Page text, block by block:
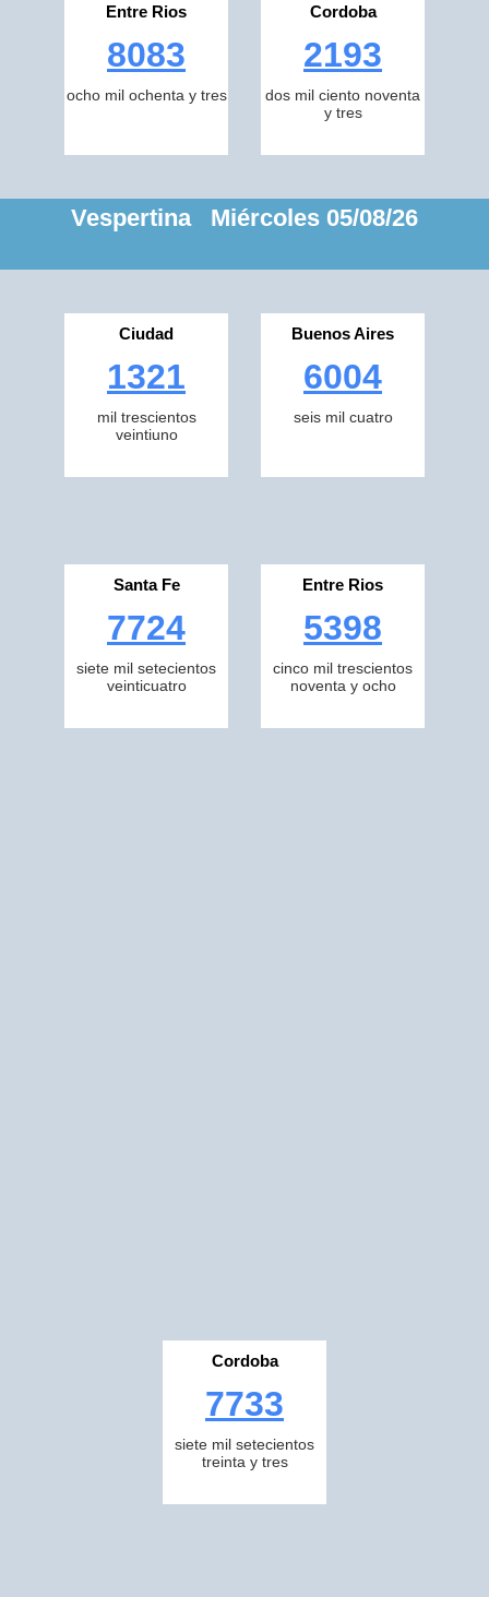
Entre Rios
8083
ocho mil ochenta y tres
Cordoba
2193
dos mil ciento noventa
y tres
Vespertina Miércoles 05/08/26
Ciudad
1321
mil trescientos
veintiuno
Buenos Aires
6004
seis mil cuatro
Santa Fe
7724
siete mil setecientos
veinticuatro
Entre Rios
5398
cinco mil trescientos
noventa y ocho
Cordoba
7733
siete mil setecientos
treinta y tres